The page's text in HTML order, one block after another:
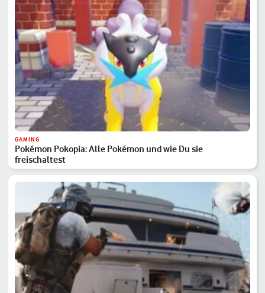
GAMING
Pokémon Pokopia: Alle Pokémon und wie Du sie
freischaltest